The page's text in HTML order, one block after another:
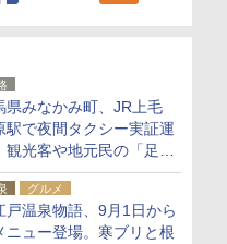
県みなかみ町、JR上毛
駅で夜間タクシー実証運
観光客や地元民の「足が
」課題解消へ、木金土に
制グルメ
戸温泉物語、9月1日から
ニュー登場。寒ブリと根